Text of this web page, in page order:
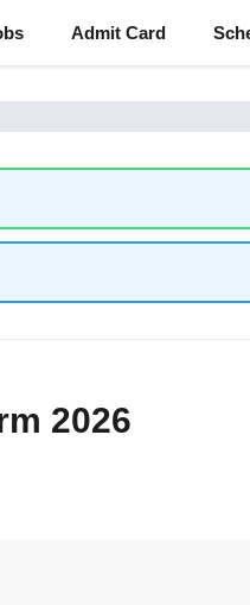
Admit Card
2026